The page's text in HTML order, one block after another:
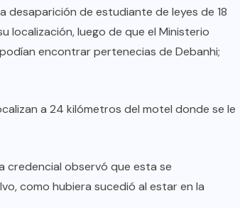
desaparición de estudiante de leyes de 18
localización, luego de que el Ministerio
encontrar pertenecias de Debanhi;
a 24 kilómetros del motel donde se le
credencial observó que esta se
como hubiera sucedió al estar en la